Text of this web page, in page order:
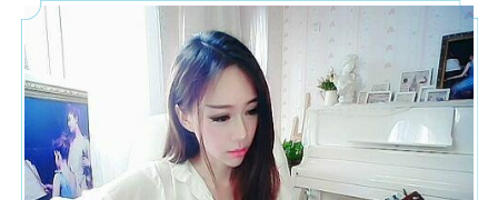
MHBB-9999-9999-9999
领取礼包：
台”微信公众号、拨打官方客服电话95163611或者登录网易家长关爱
平台（
https://jiazhang.gm.163.com/convoy/
）查看具体指引。本游
戏为虚拟场景和情节，现实生活中请勿沉浸游戏、模仿相关行为。
2、本游戏以《西游记》相关故事为背景，有适量基于历史事件的改
编，但不会与现实生活相混淆。游戏画面色彩鲜明靓丽、配乐明快悠
扬，玩法基于一定难度的思维判断和肢体操作，有需要多人配合进行
的团队玩法，鼓励玩家通过沟通、思考和提升达成目标。游戏中有基
于语音和文字的陌生人社交系统，但社交系统的管理遵循相关法律法
规。
敬请期待